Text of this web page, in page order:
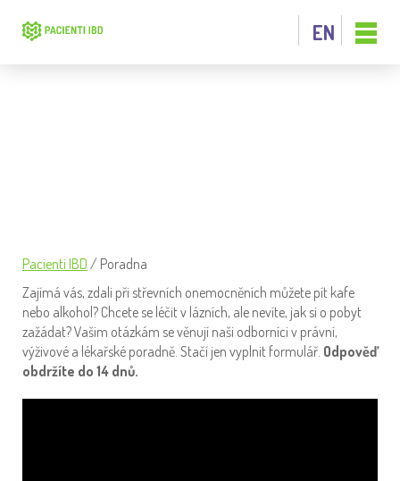
EN
Pacienti IBD / Poradna
Zajímá vás, zdali při střevních onemocněních můžete pít kafe
nebo alkohol? Chcete se léčit v lázních, ale nevíte, jak si o pobyt
zažádat? Vašim otázkám se věnují naši odborníci v právní,
výživové a lékařské poradně. Stačí jen vyplnit formulář. Odpověď
obdržíte do 14 dnů.